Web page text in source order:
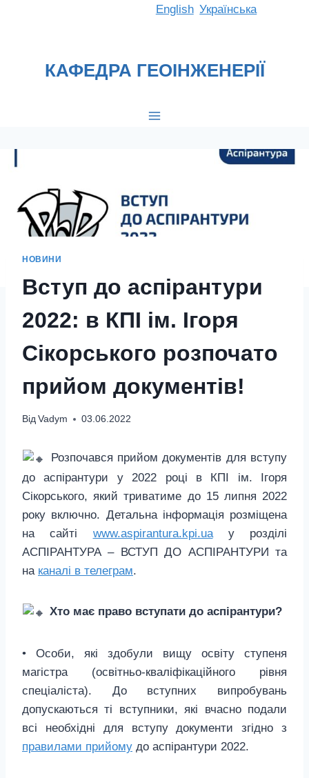
English Українська
КАФЕДРА ГЕОІНЖЕНЕРІЇ
НОВИНИ
Вступ до аспірантури
2022: в КПІ ім. Ігоря
Сікорського розпочато
прийом документів!
Від Vadym 03.06.2022
Розпочався прийом документів для вступу
до аспірантури у 2022 році в КПІ ім. Ігоря
Сікорського, який триватиме до 15 липня 2022
року включно. Детальна інформація розміщена
на сайті www.aspirantura.kpi.uaу розділі
АСПІРАНТУРА – ВСТУП ДО АСПІРАНТУРИ та
на каналі в телеграм.
Хто має право вступати до аспірантури?
• Особи, які здобули вищу освіту ступеня
магістра (освітньо-кваліфікаційного рівня
спеціаліста). До вступних випробувань
допускаються ті вступники, які вчасно подали
всі необхідні для вступу документи згідно з
правилами прийому до аспірантури 2022.